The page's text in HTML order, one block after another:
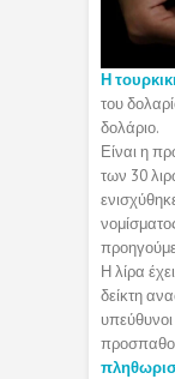
Η
του
δολάριο.
Είναι η
των 30
Η λίρα
δείκτη